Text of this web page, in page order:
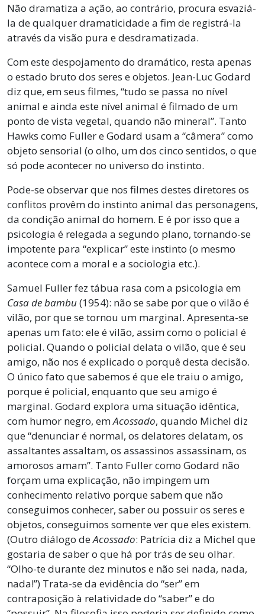
Não dramatiza a ação, ao contrário, procura esvaziá-
la de qualquer dramaticidade a fim de registrá-la
através da visão pura e desdramatizada.
Com este despojamento do dramático, resta apenas
o estado bruto dos seres e objetos. Jean-Luc Godard
diz que, em seus filmes, “tudo se passa no nível
animal e ainda este nível animal é filmado de um
ponto de vista vegetal, quando não mineral”. Tanto
Hawks como Fuller e Godard usam a “câmera” como
objeto sensorial (o olho, um dos cinco sentidos, o que
só pode acontecer no universo do instinto.
Pode-se observar que nos filmes destes diretores os
conflitos provêm do instinto animal das personagens,
da condição animal do homem. E é por isso que a
psicologia é relegada a segundo plano, tornando-se
impotente para “explicar” este instinto (o mesmo
acontece com a moral e a sociologia etc.).
Samuel Fuller fez tábua rasa com a psicologia em
Casa de bambu(1954): não se sabe por que o vilão é
vilão, por que se tornou um marginal. Apresenta-se
apenas um fato: ele é vilão, assim como o policial é
policial. Quando o policial delata o vilão, que é seu
amigo, não nos é explicado o porquê desta decisão.
O único fato que sabemos é que ele traiu o amigo,
porque é policial, enquanto que seu amigo é
marginal. Godard explora uma situação idêntica,
com humor negro, emAcossado, quando Michel diz
que “denunciar é normal, os delatores delatam, os
assaltantes assaltam, os assassinos assassinam, os
amorosos amam”. Tanto Fuller como Godard não
forçam uma explicação, não impingem um
conhecimento relativo porque sabem que não
conseguimos conhecer, saber ou possuir os seres e
objetos, conseguimos somente ver que eles existem.
(Outro diálogo deAcossado: Patrícia diz a Michel que
gostaria de saber o que há por trás de seu olhar.
“Olho-te durante dez minutos e não sei nada, nada,
nada!”) Trata-se da evidência do “ser” em
contraposição à relatividade do “saber” e do